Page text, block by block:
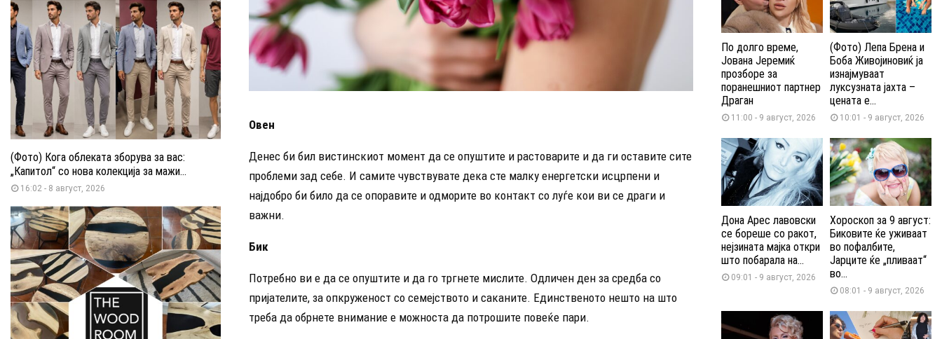
Овен
Денес би бил вистинскиот момент да се опуштите и растоварите и да ги оставите сите
проблеми зад себе. И самите чувствувате дека сте малку енергетски исцрпени и
најдобро би било да се опоравите и одморите во контакт со луѓе кои ви се драги и
важни.
Бик
Потребно ви е да се опуштите и да го тргнете мислите. Одличен ден за средба со
пријателите, за опкруженост со семејството и саканите. Единственото нешто на што
треба да обрнете внимание е можноста да потрошите повеќе пари.
(Фото) Кога облеката зборува за вас:
„Капитол“ со нова колекција за мажи...
16:02 - 8 август, 2026
По долго време,
Јована Јеремиќ
прозборе за
поранешниот партнер
Драган
11:00 - 9 август, 2026
(Фото) Лепа Брена и
Боба Живојиновиќ ја
изнајмуваат
луксузната јахта –
цената е...
10:01 - 9 август, 2026
Дона Арес лавовски
се бореше со ракот,
нејзината мајка откри
што побарала на...
09:01 - 9 август, 2026
Хороскоп за 9 август:
Биковите ќе уживаат
во пофалбите,
Јарците ќе „пливаат“
во...
08:01 - 9 август, 2026